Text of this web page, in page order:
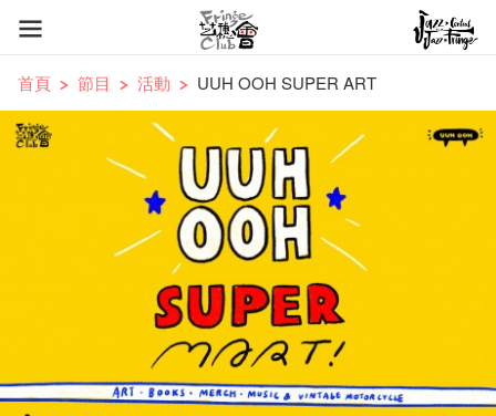
首頁 節目 活動 UUH OOH SUPER ART